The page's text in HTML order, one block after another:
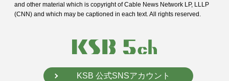
and other material which is copyright of Cable News Network LP, LLLP
(CNN) and which may be captioned in each text. All rights reserved.
KSB 公式SNSアカウント